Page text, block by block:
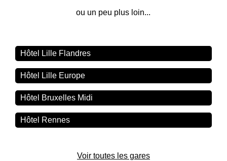
ou un peu plus loin...
Hôtel Lille Flandres
Hôtel Lille Europe
Hôtel Bruxelles Midi
Hôtel Rennes
Voir toutes les gares